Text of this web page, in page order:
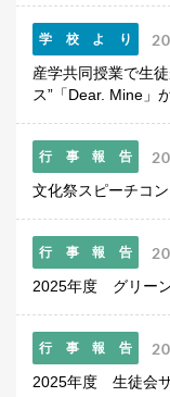
学校より
産学共同授業で生
ス”「Dear. Mine」
行事報告
文化祭スピーチコ
行事報告
2025年度 グリー
行事報告
2025年度 生徒会